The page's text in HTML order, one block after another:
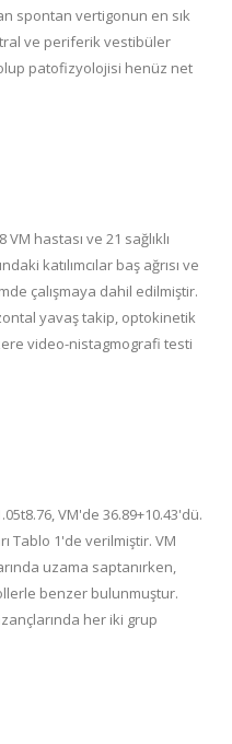
spontan vertigonun en sık
ve periferik vestibüler
patofizyolojisi henüz net
VM hastası ve 21 sağlıklı
katılımcılar baş ağrısı ve
çalışmaya dahil edilmiştir.
yavaş takip, optokinetik
video-nistagmografi testi
VM'de 36.89+10.43'dü.
Tablo 1'de verilmiştir. VM
uzama saptanırken,
benzer bulunmuştur.
her iki grup